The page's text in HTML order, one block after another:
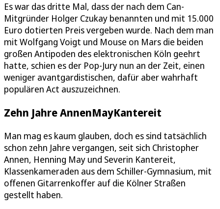
Es war das dritte Mal, dass der nach dem Can-
Mitgründer Holger Czukay benannten und mit 15.000
Euro dotierten Preis vergeben wurde. Nach dem man
mit Wolfgang Voigt und Mouse on Mars die beiden
großen Antipoden des elektronischen Köln geehrt
hatte, schien es der Pop-Jury nun an der Zeit, einen
weniger avantgardistischen, dafür aber wahrhaft
populären Act auszuzeichnen.
Zehn Jahre AnnenMayKantereit
Man mag es kaum glauben, doch es sind tatsächlich
schon zehn Jahre vergangen, seit sich Christopher
Annen, Henning May und Severin Kantereit,
Klassenkameraden aus dem Schiller-Gymnasium, mit
offenen Gitarrenkoffer auf die Kölner Straßen
gestellt haben.